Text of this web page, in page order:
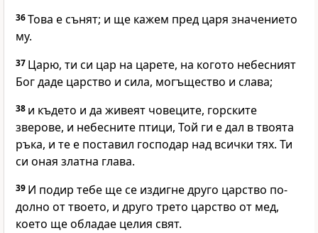
36Това е сънят; и ще кажем пред царя значението
му.
37 Царю, ти си цар на царете, на когото небесният
Бог даде царство и сила, могъщество и слава;
38 и където и да живеят човеците, горските
зверове, и небесните птици, Той ги е дал в твоята
ръка, и те е поставил господар над всички тях. Ти
си оная златна глава.
39 И подир тебе ще се издигне друго царство по-
долно от твоето, и друго трето царство от мед,
което ще обладае целия свят.